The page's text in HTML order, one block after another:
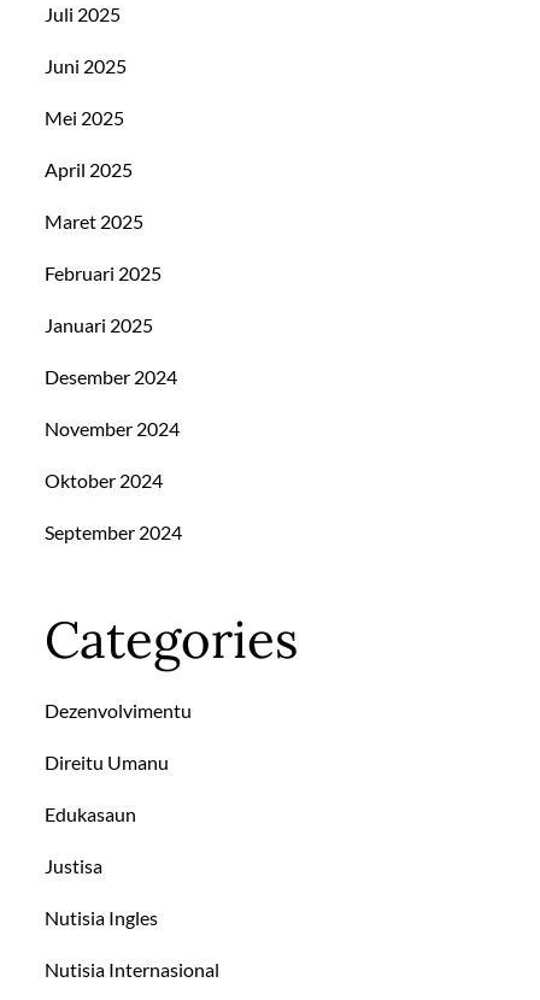
Juli 2025
Juni 2025
Mei 2025
April 2025
Maret 2025
Februari 2025
Januari 2025
Desember 2024
November 2024
Oktober 2024
September 2024
Categories
Dezenvolvimentu
Direitu Umanu
Edukasaun
Justisa
Nutisia Ingles
Nutisia Internasional